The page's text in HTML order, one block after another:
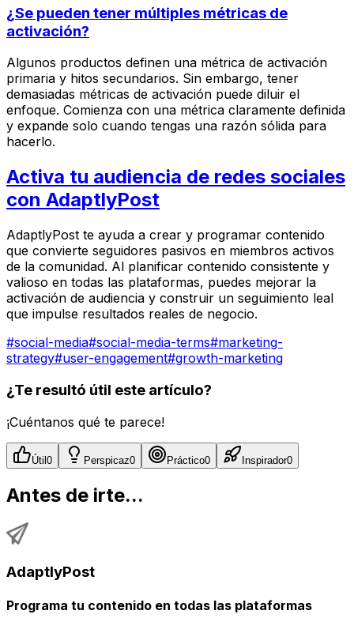
¿Se pueden tener múltiples métricas de
activación?
Algunos productos definen una métrica de activación
primaria y hitos secundarios. Sin embargo, tener
demasiadas métricas de activación puede diluir el
enfoque. Comienza con una métrica claramente definida
y expande solo cuando tengas una razón sólida para
hacerlo.
Activa tu audiencia de redes sociales
con AdaptlyPost
AdaptlyPost te ayuda a crear y programar contenido
que convierte seguidores pasivos en miembros activos
de la comunidad. Al planificar contenido consistente y
valioso en todas las plataformas, puedes mejorar la
activación de audiencia y construir un seguimiento leal
que impulse resultados reales de negocio.
#social-media#social-media-terms#marketing-
strategy#user-engagement#growth-marketing
¿Te resultó útil este artículo?
¡Cuéntanos qué te parece!
Útil0 Perspicaz0 Práctico0 Inspirador0
Antes de irte...
AdaptlyPost
Programa tu contenido en todas las plataformas